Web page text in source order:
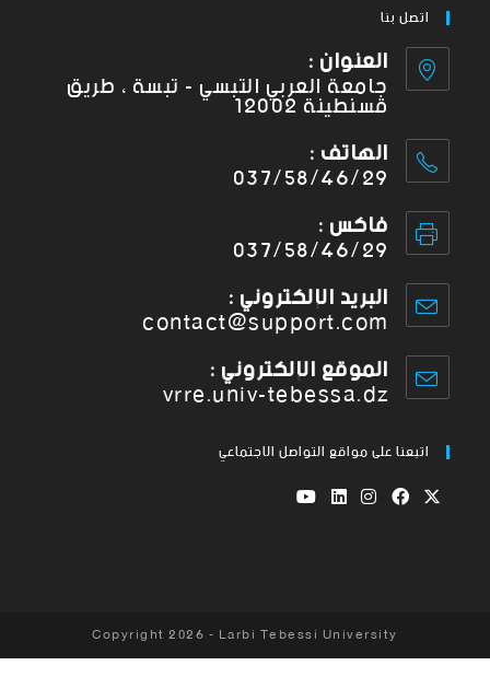
اتصل بنا
العنوان :
جامعة العربي التبسي - تبسة ، طريق
قسنطينة 12002
الهاتف :
037/58/46/29
فاكس :
037/58/46/29
البريد الإلكتروني :
contact@support.com
الموقع الإلكتروني :
vrre.univ-tebessa.dz
اتبعنا على مواقع التواصل الاجتماعي
Copyright 2026 - Larbi Tebessi University